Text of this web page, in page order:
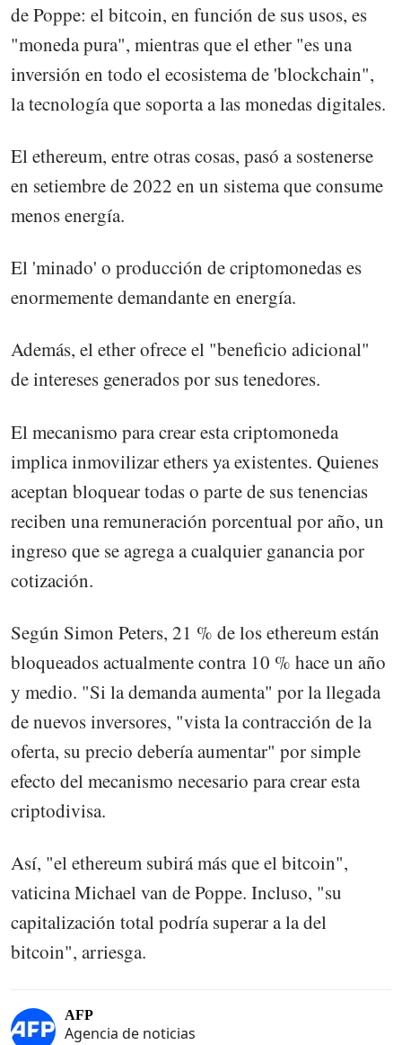
de Poppe: el bitcoin, en función de sus usos, es
"moneda pura", mientras que el ether "es una
inversión en todo el ecosistema de 'blockchain",
la tecnología que soporta a las monedas digitales.
El ethereum, entre otras cosas, pasó a sostenerse
en setiembre de 2022 en un sistema que consume
menos energía.
El 'minado' o producción de criptomonedas es
enormemente demandante en energía.
Además, el ether ofrece el "beneficio adicional"
de intereses generados por sus tenedores.
El mecanismo para crear esta criptomoneda
implica inmovilizar ethers ya existentes. Quienes
aceptan bloquear todas o parte de sus tenencias
reciben una remuneración porcentual por año, un
ingreso que se agrega a cualquier ganancia por
cotización.
Según Simon Peters, 21 % de los ethereum están
bloqueados actualmente contra 10 % hace un año
y medio. "Si la demanda aumenta" por la llegada
de nuevos inversores, "vista la contracción de la
oferta, su precio debería aumentar" por simple
efecto del mecanismo necesario para crear esta
criptodivisa.
Así, "el ethereum subirá más que el bitcoin",
vaticina Michael van de Poppe. Incluso, "su
capitalización total podría superar a la del
bitcoin", arriesga.
AFP
Agencia de noticias